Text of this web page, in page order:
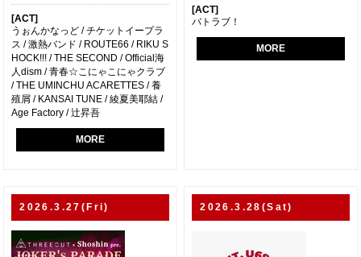
[ACT]
うぉんかなっど / チケットイープラ
ス / 激熱バンド / ROUTE66 / RIKU S
HOCK!!! / THE SECOND / Official海
人dism / 青春☆こにゃこにゃクラブ
/ THE UMINCHU ACARETTES / 養
殖屑 / KANSAI TUNE / 綾夏美耶結 /
Age Factory / 辻昇吾
MORE
[ACT]
バトラブ！
MORE
2026.3.27(Fri) 2026.3.28(Sat)